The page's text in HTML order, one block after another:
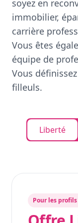
soyez en
immobilier,
carrière
Vous êtes
équipe de
Vous
filleuls.
Liberté
Pour les